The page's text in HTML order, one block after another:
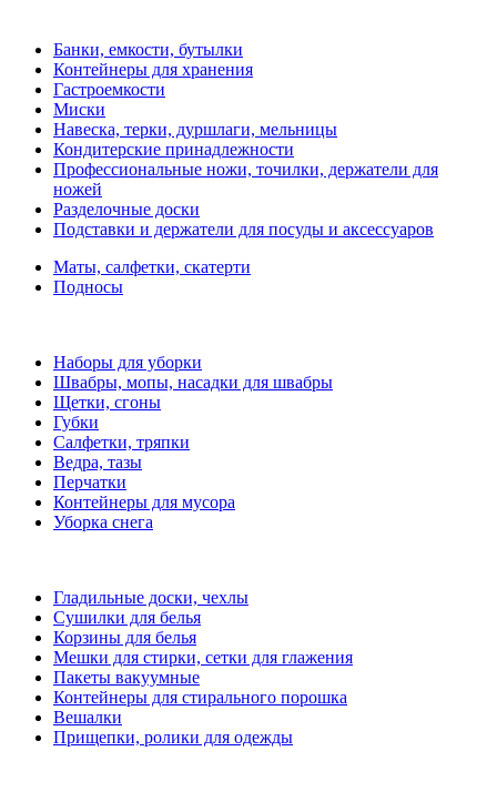
Банки, емкости, бутылки
Контейнеры для хранения
Гастроемкости
Миски
Навеска, терки, дуршлаги, мельницы
Кондитерские принадлежности
Профессиональные ножи, точилки, держатели для
ножей
Разделочные доски
Подставки и держатели для посуды и аксессуаров
Маты, салфетки, скатерти
Подносы
Наборы для уборки
Швабры, мопы, насадки для швабры
Щетки, сгоны
Губки
Салфетки, тряпки
Ведра, тазы
Перчатки
Контейнеры для мусора
Уборка снега
Гладильные доски, чехлы
Сушилки для белья
Корзины для белья
Мешки для стирки, сетки для глажения
Пакеты вакуумные
Контейнеры для стирального порошка
Вешалки
Прищепки, ролики для одежды